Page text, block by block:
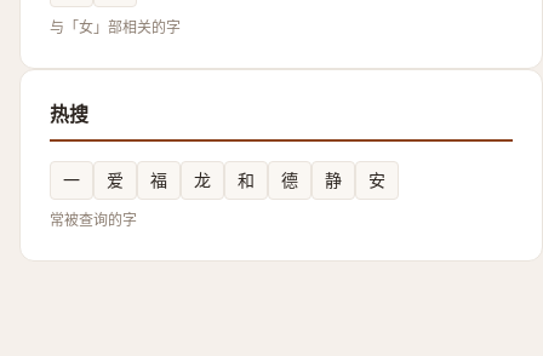
与「女」部相关的字
热搜
一 爱 福 龙 和 德 静 安
常被查询的字